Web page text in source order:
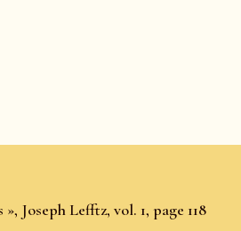
Joseph Lefftz, vol. 1, page 118